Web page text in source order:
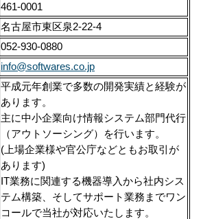
461-0001
名古屋市東区泉2-22-4
052-930-0880
info@softwares.co.jp
平成元年創業で多数の開発実績と経験が
あります。
主に中小企業向け情報システム部門代行
（アウトソーシング）を行います。
(上場企業様や官公庁などともお取引が
あります)
IT業務に関連する機器導入から社内シス
テム構築、そしてサポート業務までワン
コールで当社が対応いたします。